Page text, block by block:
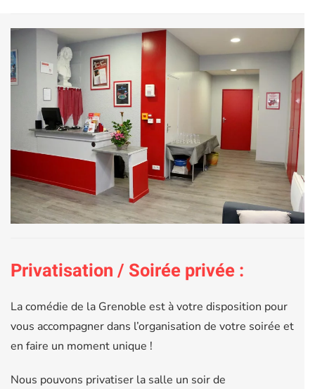
Privatisation / Soirée privée :
La comédie de la Grenoble est à votre disposition pour
vous accompagner dans l’organisation de votre soirée et
en faire un moment unique !
Nous pouvons privatiser la salle un soir de